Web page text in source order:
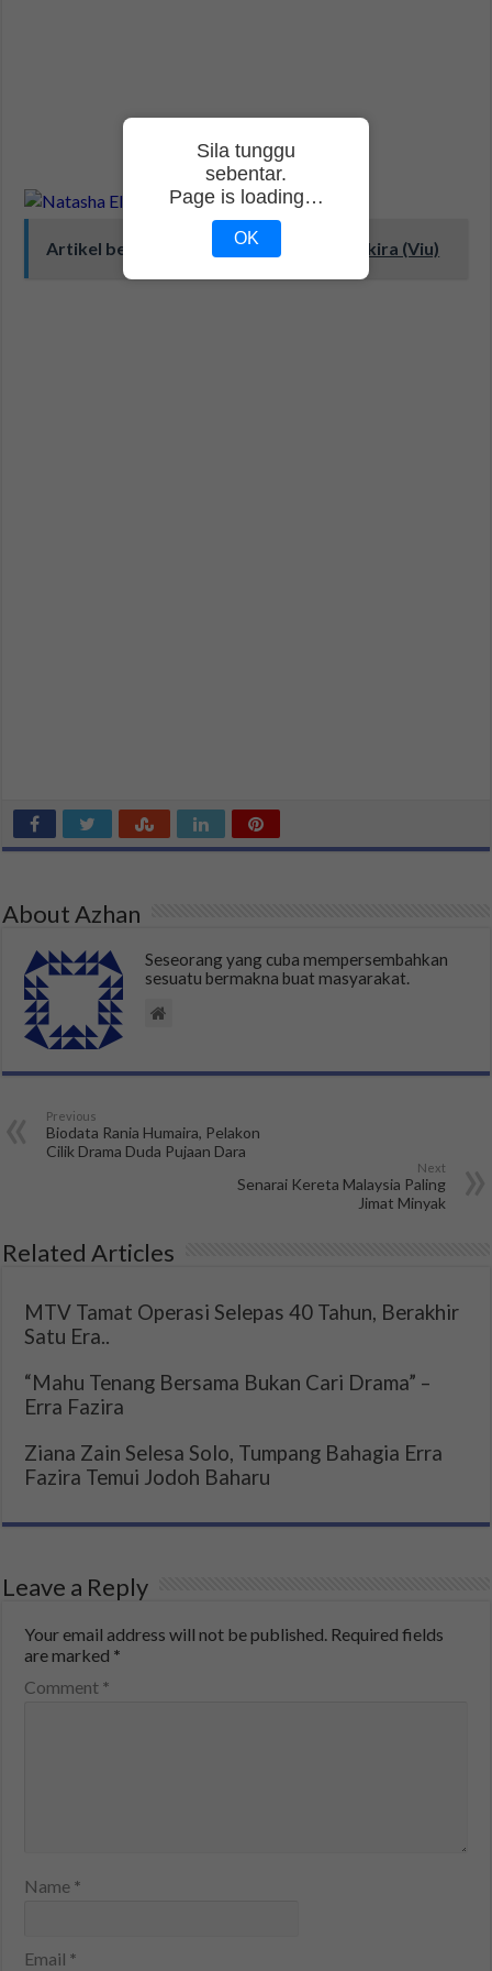
Artikel berkaitan: Drama Mitos Cinta Akira (Viu)
About Azhan
Seseorang yang cuba mempersembahkan
sesuatu bermakna buat masyarakat.
Previous
Biodata Rania Humaira, Pelakon
Cilik Drama Duda Pujaan Dara
Next
Senarai Kereta Malaysia Paling
Jimat Minyak
Related Articles
MTV Tamat Operasi Selepas 40 Tahun, Berakhir
Satu Era..
“Mahu Tenang Bersama Bukan Cari Drama” –
Erra Fazira
Ziana Zain Selesa Solo, Tumpang Bahagia Erra
Fazira Temui Jodoh Baharu
Leave a Reply
Your email address will not be published. Required fields
are marked *
Comment *
Name *
Email *
Sila tunggu
sebentar.
Page is loading…
OK